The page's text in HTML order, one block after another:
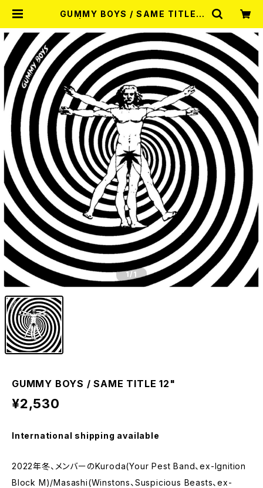
GUMMY BOYS / SAME TITLE 1
1/1
GUMMY BOYS / SAME TITLE 12"
¥2,530
International shipping available
2022年冬、メンバーのKuroda(Your Pest Band、ex-Ignition
Block M)/Masashi(Winstons、Suspicious Beasts、ex-